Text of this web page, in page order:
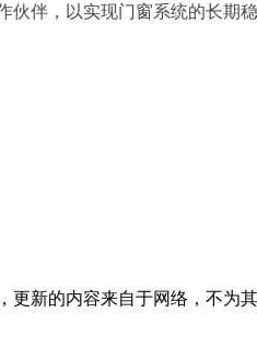
伴，以实现门窗系统的长期
新的内容来自于网络，不